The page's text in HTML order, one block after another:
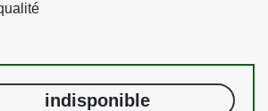
indisponible